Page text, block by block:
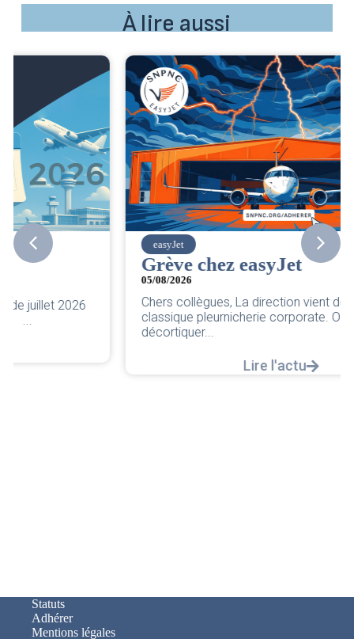
À lire aussi
easyJet
Grève chez easyJet
Chers collègues, La direction vient de sortir sa
classique pleurnicherie corporate. On va la
Statuts
Adhérer
Mentions légales